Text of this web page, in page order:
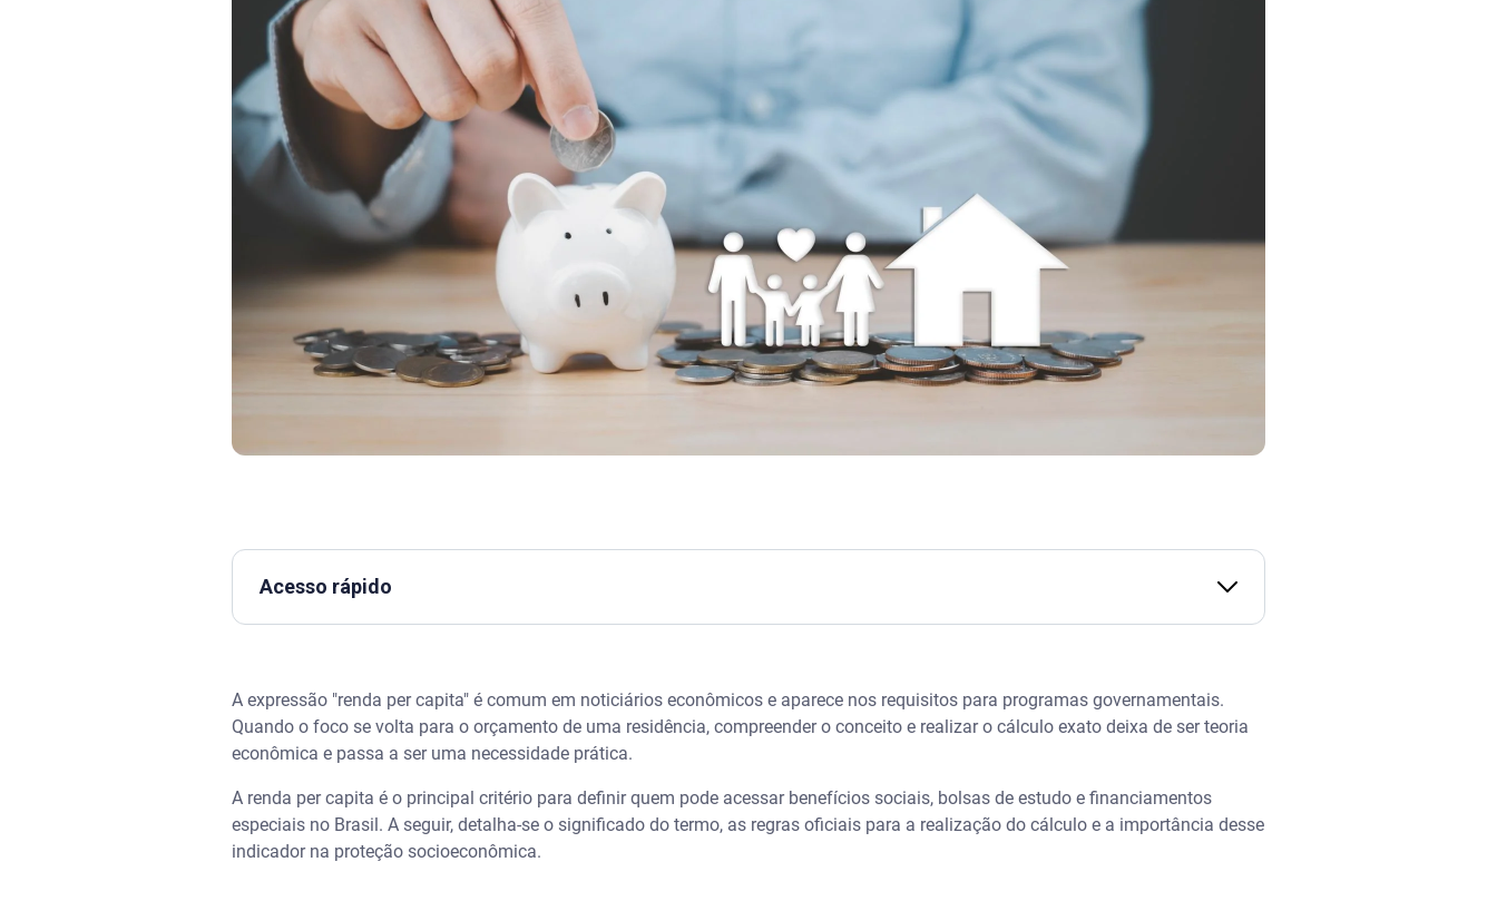
Acesso rápido
Como calcular renda per capita passo a passo
Qual é o limite de renda per capita para benefícios sociais
Como saber a renda per capita no cadastro único
A expressão "renda per capita" é comum em noticiários econômicos e aparece nos requisitos para programas governamentais.
Quando o foco se volta para o orçamento de uma residência, compreender o conceito e realizar o cálculo exato deixa de ser teoria
econômica e passa a ser uma necessidade prática.
A renda per capita é o principal critério para definir quem pode acessar benefícios sociais, bolsas de estudo e financiamentos
especiais no Brasil. A seguir, detalha-se o significado do termo, as regras oficiais para a realização do cálculo e a importância desse
indicador na proteção socioeconômica.